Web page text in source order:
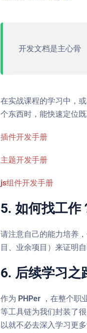
开发文档是主心骨
在实战课程的学习中，
个东西时，能快速定位既
插件开发手册
主题开发手册
js组件开发手册
5. 如何找工作
请注意自己的能力培养
目、业余项目）来证明
6. 后续学习之
作为 PHPer ，在整个职
等工具链为我们封装了
以就不必去深入学习更